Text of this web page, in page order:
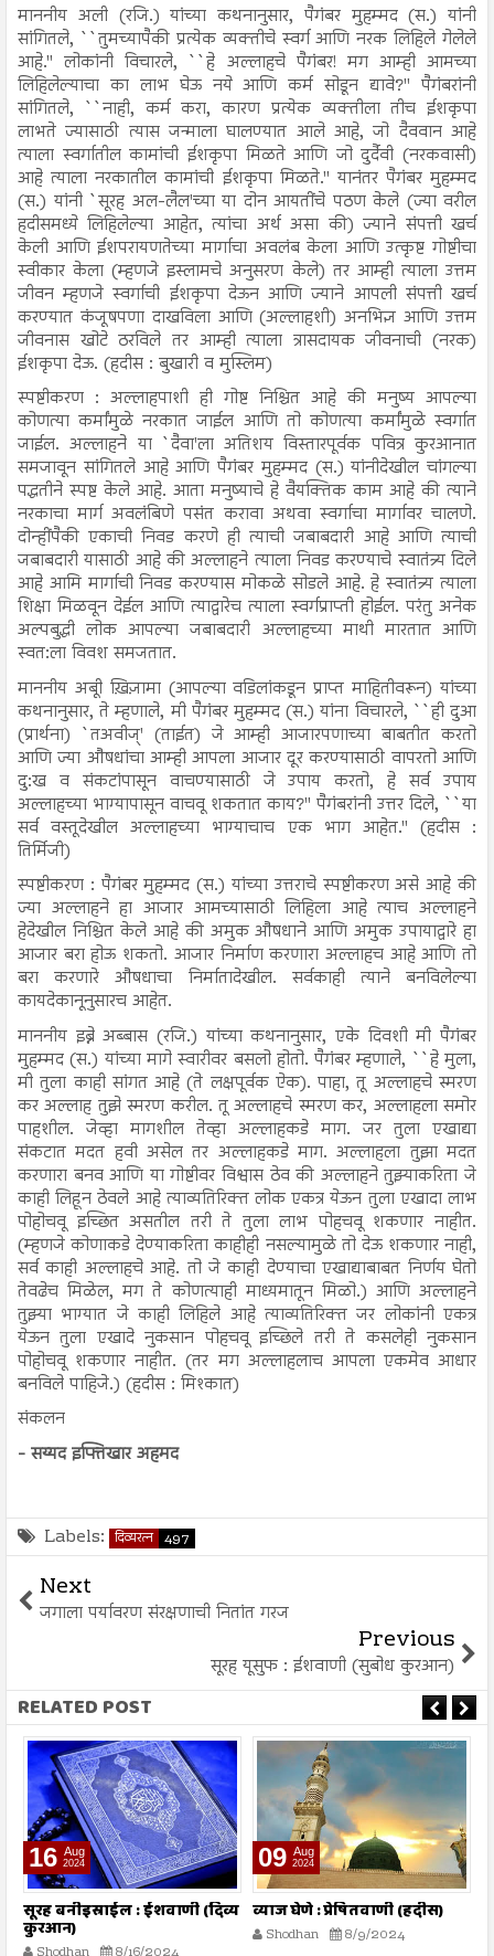
माननीय अली (रजि.) यांच्या कथनानुसार, पैगंबर मुहम्मद (स.) यांनी
सांगितले, ``तुमच्यापैकी प्रत्येक व्यक्तीचे स्वर्ग आणि नरक लिहिले गेलेले
आहे.'' लोकांनी विचारले, ``हे अल्लाहचे पैगंबर! मग आम्ही आमच्या
लिहिलेल्याचा का लाभ घेऊ नये आणि कर्म सोडून द्यावे?'' पैगंबरांनी
सांगितले, ``नाही, कर्म करा, कारण प्रत्येक व्यक्तीला तीच ईशकृपा
लाभते ज्यासाठी त्यास जन्माला घालण्यात आले आहे, जो दैववान आहे
त्याला स्वर्गातील कामांची ईशकृपा मिळते आणि जो दुर्दैवी (नरकवासी)
आहे त्याला नरकातील कामांची ईशकृपा मिळते.'' यानंतर पैगंबर मुहम्मद
(स.) यांनी `सूरह अल-लैल'च्या या दोन आयतींचे पठण केले (ज्या वरील
हदीसमध्ये लिहिलेल्या आहेत, त्यांचा अर्थ असा की) ज्याने संपत्ती खर्च
केली आणि ईशपरायणतेच्या मार्गाचा अवलंब केला आणि उत्कृष्ट गोष्टीचा
स्वीकार केला (म्हणजे इस्लामचे अनुसरण केले) तर आम्ही त्याला उत्तम
जीवन म्हणजे स्वर्गाची ईशकृपा देऊन आणि ज्याने आपली संपत्ती खर्च
करण्यात कंजूषपणा दाखविला आणि (अल्लाहशी) अनभिज्ञ आणि उत्तम
जीवनास खोटे ठरविले तर आम्ही त्याला त्रासदायक जीवनाची (नरक)
ईशकृपा देऊ. (हदीस : बुखारी व मुस्लिम)
स्पष्टीकरण : अल्लाहपाशी ही गोष्ट निश्चित आहे की मनुष्य आपल्या
कोणत्या कर्मांमुळे नरकात जाईल आणि तो कोणत्या कर्मांमुळे स्वर्गात
जाईल. अल्लाहने या `दैवा'ला अतिशय विस्तारपूर्वक पवित्र कुरआनात
समजावून सांगितले आहे आणि पैगंबर मुहम्मद (स.) यांनीदेखील चांगल्या
पद्धतीने स्पष्ट केले आहे. आता मनुष्याचे हे वैयक्तिक काम आहे की त्याने
नरकाचा मार्ग अवलंबिणे पसंत करावा अथवा स्वर्गाचा मार्गावर चालणे.
दोन्हींपैकी एकाची निवड करणे ही त्याची जबाबदारी आहे आणि त्याची
जबाबदारी यासाठी आहे की अल्लाहने त्याला निवड करण्याचे स्वातंत्र्य दिले
आहे आमि मार्गाची निवड करण्यास मोकळे सोडले आहे. हे स्वातंत्र्य त्याला
शिक्षा मिळवून देईल आणि त्याद्वारेच त्याला स्वर्गप्राप्ती होईल. परंतु अनेक
अल्पबुद्धी लोक आपल्या जबाबदारी अल्लाहच्या माथी मारतात आणि
स्वत:ला विवश समजतात.
माननीय अबूी ख़िज़ामा (आपल्या वडिलांकडून प्राप्त माहितीवरून) यांच्या
कथनानुसार, ते म्हणाले, मी पैगंबर मुहम्मद (स.) यांना विचारले, ``ही दुआ
(प्रार्थना) `तअवीज्' (ताईत) जे आम्ही आजारपणाच्या बाबतीत करतो
आणि ज्या औषधांचा आम्ही आपला आजार दूर करण्यासाठी वापरतो आणि
दु:ख व संकटांपासून वाचण्यासाठी जे उपाय करतो, हे सर्व उपाय
अल्लाहच्या भाग्यापासून वाचवू शकतात काय?'' पैगंबरांनी उत्तर दिले, ``या
सर्व वस्तूदेखील अल्लाहच्या भाग्याचाच एक भाग आहेत.'' (हदीस :
तिर्मिजी)
स्पष्टीकरण : पैगंबर मुहम्मद (स.) यांच्या उत्तराचे स्पष्टीकरण असे आहे की
ज्या अल्लाहने हा आजार आमच्यासाठी लिहिला आहे त्याच अल्लाहने
हेदेखील निश्चित केले आहे की अमुक औषधाने आणि अमुक उपायाद्वारे हा
आजार बरा होऊ शकतो. आजार निर्माण करणारा अल्लाहच आहे आणि तो
बरा करणारे औषधाचा निर्मातादेखील. सर्वकाही त्याने बनविलेल्या
कायदेकानूनुसारच आहेत.
माननीय इब्ने अब्बास (रजि.) यांच्या कथनानुसार, एके दिवशी मी पैगंबर
मुहम्मद (स.) यांच्या मागे स्वारीवर बसलो होतो. पैगंबर म्हणाले, ``हे मुला,
मी तुला काही सांगत आहे (ते लक्षपूर्वक ऐक). पाहा, तू अल्लाहचे स्मरण
कर अल्लाह तुझे स्मरण करील. तू अल्लाहचे स्मरण कर, अल्लाहला समोर
पाहशील. जेव्हा मागशील तेव्हा अल्लाहकडे माग. जर तुला एखाद्या
संकटात मदत हवी असेल तर अल्लाहकडे माग. अल्लाहला तुझा मदत
करणारा बनव आणि या गोष्टीवर विश्वास ठेव की अल्लाहने तुझ्याकरिता जे
काही लिहून ठेवले आहे त्याव्यतिरिक्त लोक एकत्र येऊन तुला एखादा लाभ
पोहोचवू इच्छित असतील तरी ते तुला लाभ पोहचवू शकणार नाहीत.
(म्हणजे कोणाकडे देण्याकरिता काहीही नसल्यामुळे तो देऊ शकणार नाही,
सर्व काही अल्लाहचे आहे. तो जे काही देण्याचा एखाद्याबाबत निर्णय घेतो
तेवढेच मिळेल, मग ते कोणत्याही माध्यमातून मिळो.) आणि अल्लाहने
तुझ्या भाग्यात जे काही लिहिले आहे त्याव्यतिरिक्त जर लोकांनी एकत्र
येऊन तुला एखादे नुकसान पोहचवू इच्छिले तरी ते कसलेही नुकसान
पोहोचवू शकणार नाहीत. (तर मग अल्लाहलाच आपला एकमेव आधार
बनविले पाहिजे.) (हदीस : मिश्कात)
संकलन
- सय्यद इफ्तिखार अहमद
Labels: दिव्यरत्न 497
Next
जगाला पर्यावरण संरक्षणाची नितांत गरज
Previous
सूरह यूसुफ : ईशवाणी (सुबोध कुरआन)
RELATED POST
16 Aug
2024
सूरह बनीइस्राईल : ईशवाणी (दिव्य
कुरआन)
09 Aug
2024
व्याज घेणे : प्रेषितवाणी (हदीस)
Shodhan 8/9/2024